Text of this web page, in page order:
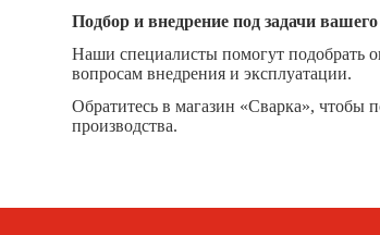
Подбор и внедрение под задачи
Наши специалисты помогут подобрать
вопросам внедрения и эксплуатации.
Обратитесь в магазин «Сварка», чтобы
производства.